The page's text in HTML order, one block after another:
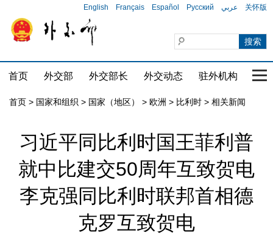
English Français Español Русский عربي 关怀版
首页 外交部 外交部长 外交动态 驻外机构 国
首页 > 国家和组织 > 国家（地区） > 欧洲 > 比利时 > 相关新闻
习近平同比利时国王菲利普
就中比建交50周年互致贺电
李克强同比利时联邦首相德
克罗互致贺电